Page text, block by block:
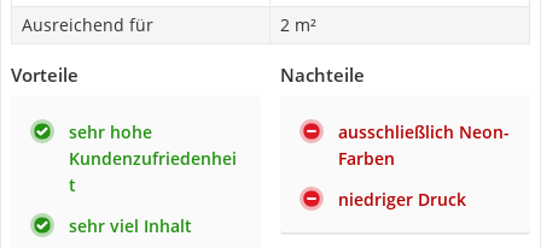
Ausreichend für
2 m²
Vorteile
sehr hohe
Kundenzufriedenhei
t
sehr viel Inhalt
Nachteile
ausschließlich Neon-
Farben
niedriger Druck